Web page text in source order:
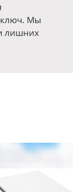
ключ. Мы
лишних